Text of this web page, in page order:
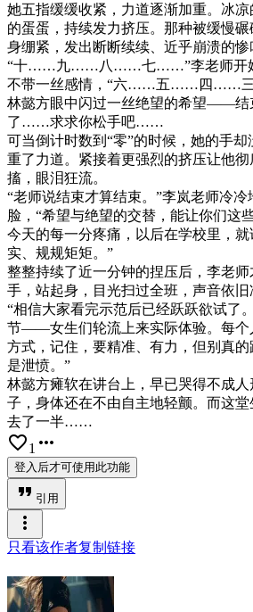
她五指缓缓收紧，力道逐渐加重。冰
的蛋蛋，持续发力挤压。那种被缓慢
身绷紧，发出断断续续、近乎崩溃的惨
“十……九……八……七……”李老师开始
不带一丝感情，“六……五……四
林懿方眼中闪过一丝绝望的希望——
了……求求你松手吧……
可当倒计时数到“零”的时候，她的手
重了力道。紧接着更强烈的挤压让他
搐，眼泪狂流。
“老师说结束才算结束。”李岚老师冷
脸，“希望与绝望的交替，能让你们这
今天的每一分疼痛，以后在学校里，
实、规规矩矩。”
整整持续了近一分钟的捏压后，李老
手，站起身，目光扫过全班，声音依旧
“相信大家看完示范后已经跃跃欲试了
节——女生们轮流上来实际体验。每个
方式，记住，要精准、有力，但别真
是泄愤。”
林懿方瘫软在讲台上，早已哭得不成
子，身体还在不由自主地轻颤。而这
去了一半……
favorite_border1 more_horiz
登入后才可使用此功能
format_quote 引用
more_vert
只看该作者复制链接